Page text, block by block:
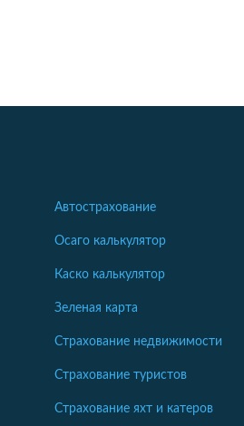
Автострахование
Осаго калькулятор
Каско калькулятор
Зеленая карта
Страхование недвижимости
Страхование туристов
Страхование яхт и катеров